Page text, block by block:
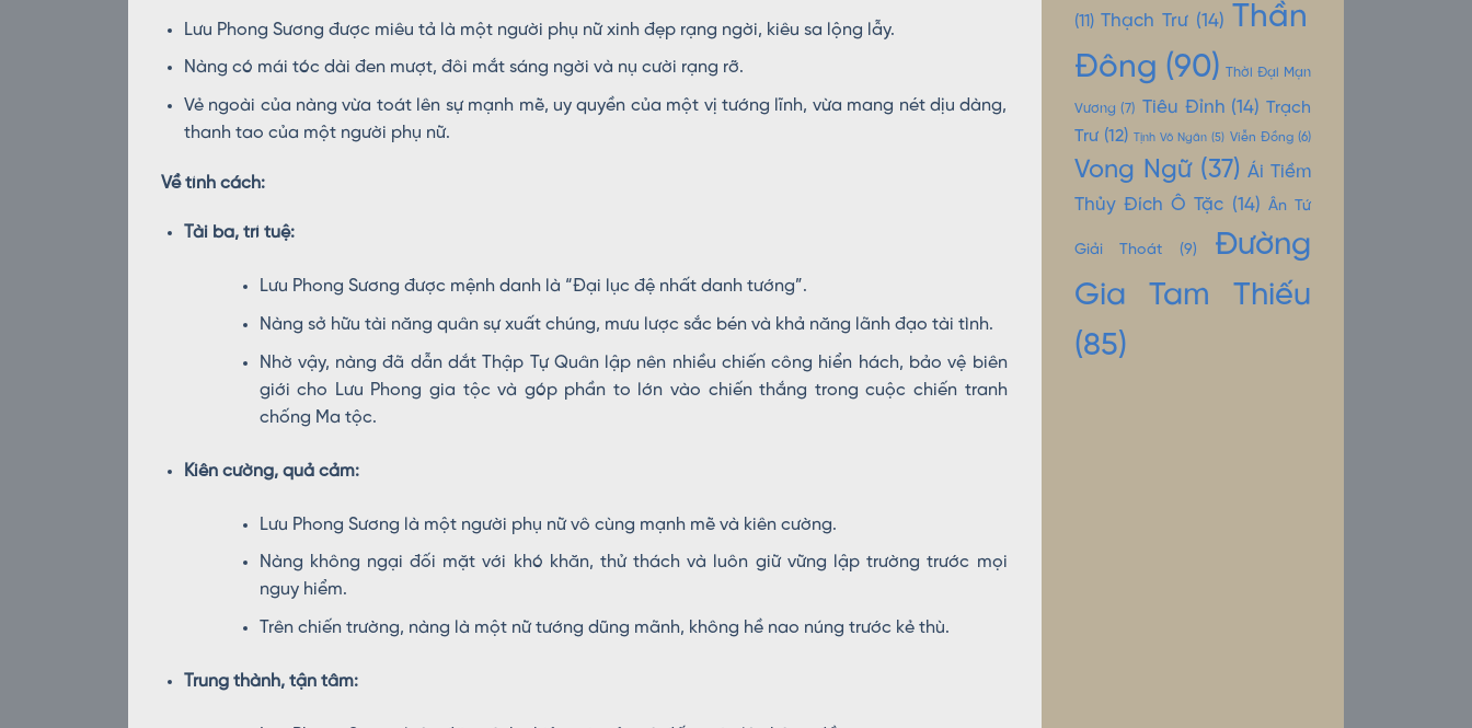
Lưu Phong Sương được miêu tả là một người phụ nữ xinh đẹp rạng ngời, kiêu sa lộng lẫy.
Nàng có mái tóc dài đen mượt, đôi mắt sáng ngời và nụ cười rạng rỡ.
Vẻ ngoài của nàng vừa toát lên sự mạnh mẽ, uy quyền của một vị tướng lĩnh, vừa mang nét dịu dàng,
thanh tao của một người phụ nữ.
Về tính cách:
Tài ba, trí tuệ:
Lưu Phong Sương được mệnh danh là “Đại lục đệ nhất danh tướng”.
Nàng sở hữu tài năng quân sự xuất chúng, mưu lược sắc bén và khả năng lãnh đạo tài tình.
Nhờ vậy, nàng đã dẫn dắt Thập Tự Quân lập nên nhiều chiến công hiển hách, bảo vệ biên
giới cho Lưu Phong gia tộc và góp phần to lớn vào chiến thắng trong cuộc chiến tranh
chống Ma tộc.
Kiên cường, quả cảm:
Lưu Phong Sương là một người phụ nữ vô cùng mạnh mẽ và kiên cường.
Nàng không ngại đối mặt với khó khăn, thử thách và luôn giữ vững lập trường trước mọi
nguy hiểm.
Trên chiến trường, nàng là một nữ tướng dũng mãnh, không hề nao núng trước kẻ thù.
Trung thành, tận tâm:
(11) Thạch Trư (14) Thần
Đông (90) Thời Đại Mạn
Vương (7) Tiêu Đỉnh (14) Trạch
Trư(12) Tịnh Vô Ngân(5) Viễn Đồng(6)
Vong Ngữ(37) Ái Tiềm
Thủy Đích Ô Tặc (14) Ân Tứ
Giải Thoát (9)
Đường
Gia Tam Thiếu
(85)